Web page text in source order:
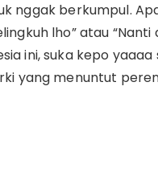
nggak berkumpul.
lho” atau
ini, suka kepo yaaaa
yang menuntut